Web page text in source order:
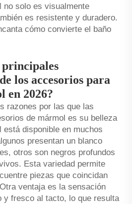
no solo es visualmente
es resistente y duradero.
cómo convierte el baño
principales
los accesorios para
en 2026?
razones por las que las
de mármol es su belleza
está disponible en muchos
presentan un blanco
otros son negros profundos
Esta variedad permite
piezas que coincidan
ventaja es la sensación
y fresco al tacto, lo que resulta